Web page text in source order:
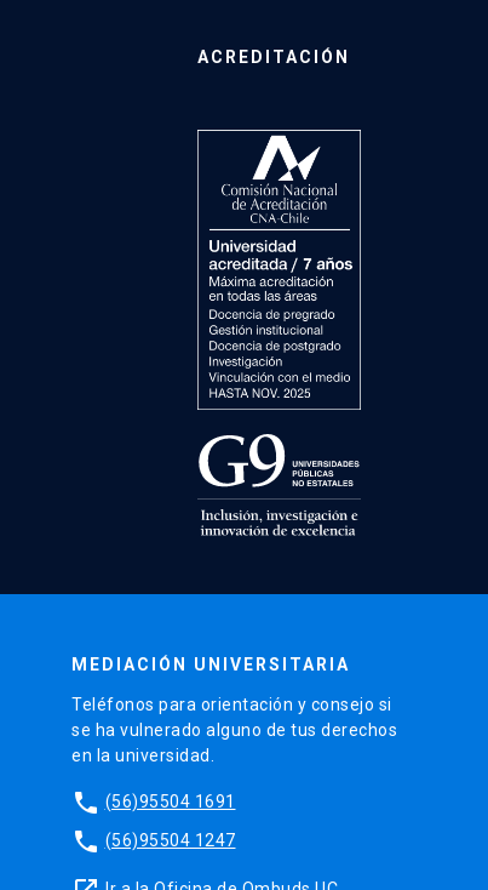
ACREDITACIÓN
MEDIACIÓN UNIVERSITARIA
Teléfonos para orientación y consejo si
se ha vulnerado alguno de tus derechos
en la universidad.
phone (56)95504 1691
phone (56)95504 1247